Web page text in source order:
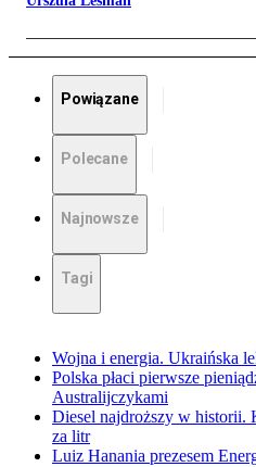
Powiązane
Polecane
Najnowsze
Tagi
Wojna i energia. Ukraińska
Polska płaci pierwsze
Australijczykami
Diesel najdroższy w historii.
za litr
Luiz Hanania prezesem